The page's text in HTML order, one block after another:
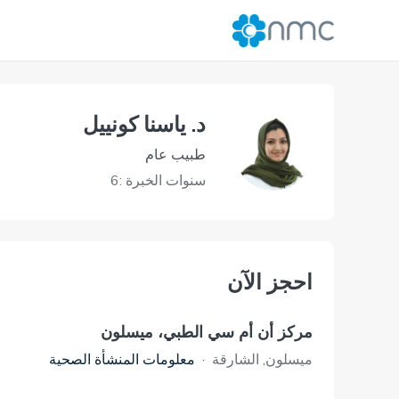
د. ياسنا كونييل
طبيب عام
سنوات الخبرة :6
احجز الآن
مركز أن أم سي الطبي، ميسلون
ميسلون, الشارقة · معلومات المنشأة الصحية